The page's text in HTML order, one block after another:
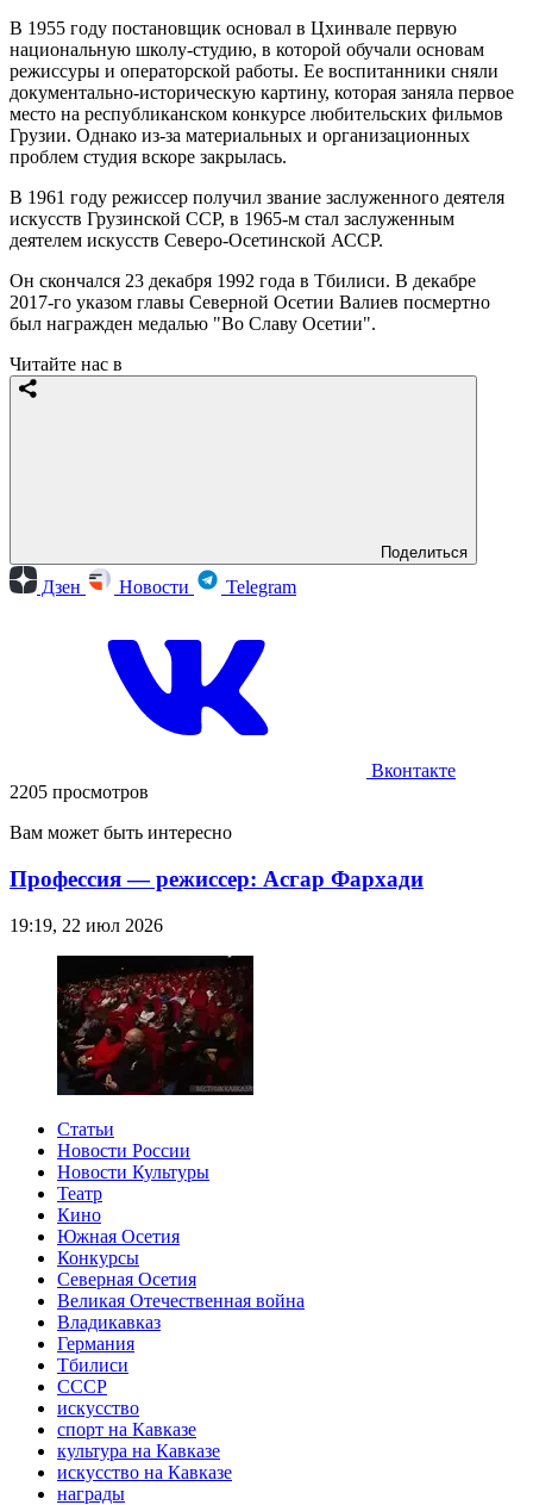
В 1955 году постановщик основал в Цхинвале первую
национальную школу-студию, в которой обучали основам
режиссуры и операторской работы. Ее воспитанники сняли
документально-историческую картину, которая заняла первое
место на республиканском конкурсе любительских фильмов
Грузии. Однако из-за материальных и организационных
проблем студия вскоре закрылась.
В 1961 году режиссер получил звание заслуженного деятеля
искусств Грузинской ССР, в 1965-м стал заслуженным
деятелем искусств Северо-Осетинской АССР.
Он скончался 23 декабря 1992 года в Тбилиси. В декабре
2017-го указом главы Северной Осетии Валиев посмертно
был награжден медалью "Во Славу Осетии".
Читайте нас в
Поделиться
Дзен Новости Telegram
Вконтакте
2205 просмотров
Вам может быть интересно
Профессия — режиссер: Асгар Фархади
19:19, 22 июл 2026
Статьи
Новости России
Новости Культуры
Театр
Кино
Южная Осетия
Конкурсы
Северная Осетия
Великая Отечественная война
Владикавказ
Германия
Тбилиси
СССР
искусство
спорт на Кавказе
культура на Кавказе
искусство на Кавказе
награды